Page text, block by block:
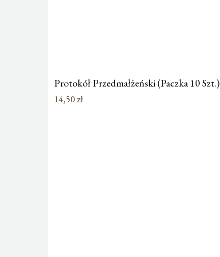
Protokół Przedmałżeński (Paczka 10 Szt.)
14,50zł